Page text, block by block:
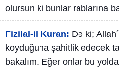
olursun ki bunlar rablarına
Fizilal-il Kuran: De ki;
koyduğuna şahitlik edecek
bakalım. Eğer onlar bu